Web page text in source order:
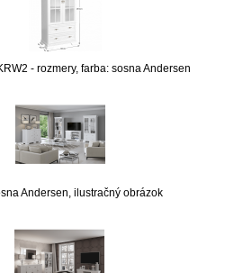
- rozmery, farba: sosna Andersen
Andersen, ilustračný obrázok